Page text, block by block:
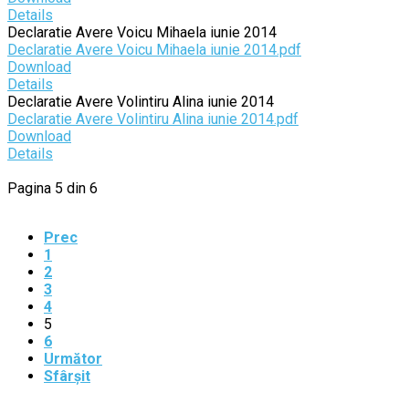
Details
Declaratie Avere Voicu Mihaela iunie 2014
Declaratie Avere Voicu Mihaela iunie 2014.pdf
Download
Details
Declaratie Avere Volintiru Alina iunie 2014
Declaratie Avere Volintiru Alina iunie 2014.pdf
Download
Details
Pagina 5 din 6
Prec
1
2
3
4
5
6
Următor
Sfârșit